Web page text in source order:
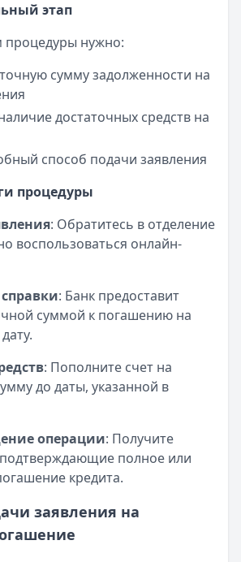
этап
процедуры нужно:
сумму задолженности на
достаточных средств на
способ подачи заявления
процедуры
: Обратитесь в отделение
воспользоваться онлайн-
: Банк предоставит
суммой к погашению на
: Пополните счет на
до даты, указанной в
операции: Получите
полное или
кредита.
заявления на